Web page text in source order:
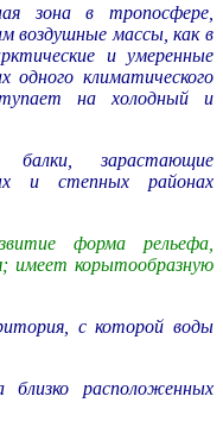
зона в тропосфере,
воздушные массы, как в
и умеренные
климатического
на холодный и
зарастающие
и степных районах
форма рельефа,
имеет корытообразную
с которой воды
близко расположенных